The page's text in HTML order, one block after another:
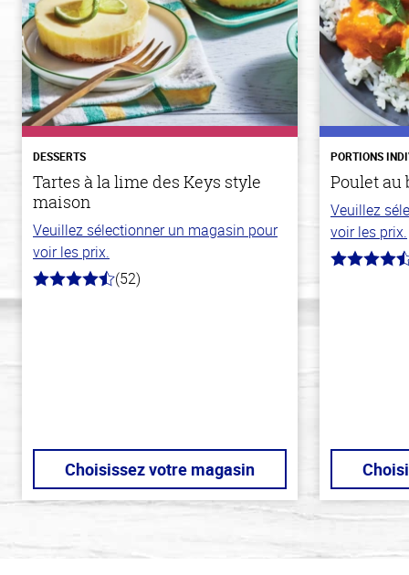
DESSERTS
Tartes à la lime des Keys style
maison
Veuillez sélectionner un magasin pour
voir les prix.
4.2
(52)
Choisissez votre magasin
PORTIONS
Poulet au
Veuillez
voir les prix.
4.3